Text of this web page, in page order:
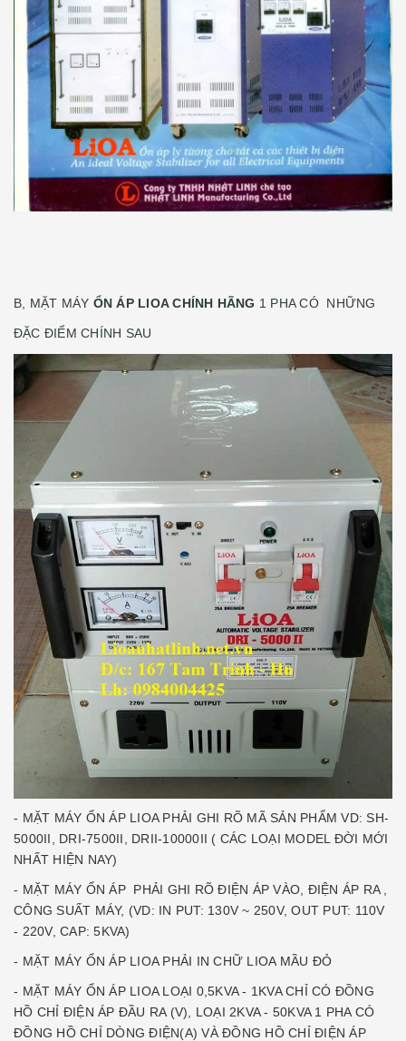
B, MẶT MÁY ỔN ÁP LIOA CHÍNH HÃNG 1 PHA CÓ NHỮNG
ĐẶC ĐIỂM CHÍNH SAU
- MẶT MÁY ỔN ÁP LIOA PHẢI GHI RÕ MÃ SẢN PHẨM VD: SH-
5000II, DRI-7500II, DRII-10000II ( CÁC LOẠI MODEL ĐỜI MỚI
NHẤT HIỆN NAY)
- MẶT MÁY ỔN ÁP PHẢI GHI RÕ ĐIỆN ÁP VÀO, ĐIỆN ÁP RA ,
CÔNG SUẤT MÁY, (VD: IN PUT: 130V ~ 250V, OUT PUT: 110V
- 220V, CAP: 5KVA)
- MẶT MÁY ỔN ÁP LIOA PHẢI IN CHỮ LIOA MẦU ĐỎ
- MẶT MÁY ỔN ÁP LIOA LOẠI 0,5KVA - 1KVA CHỈ CÓ ĐỒNG
HỒ CHỈ ĐIỆN ÁP ĐẦU RA (V), LOẠI 2KVA - 50KVA 1 PHA CÓ
ĐỒNG HỒ CHỈ DÒNG ĐIỆN(A) VÀ ĐỒNG HỒ CHỈ ĐIỆN ÁP